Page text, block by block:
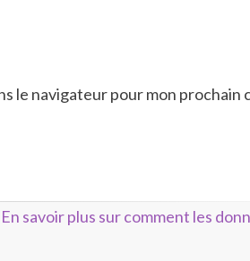
le navigateur pour mon prochain
En savoir plus sur comment les